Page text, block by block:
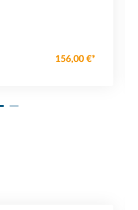
156,00 €*